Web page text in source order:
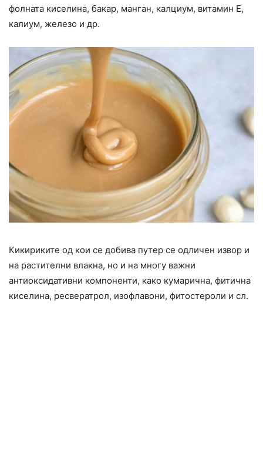
фолната киселина, бакар, манган, калциум, витамин Е,
калиум, железо и др.
Кикириките од кои се добива путер се одличен извор и
на растителни влакна, но и на многу важни
антиоксидативни компоненти, како кумарична, фитична
киселина, ресвератрол, изофлавони, фитостероли и сл.